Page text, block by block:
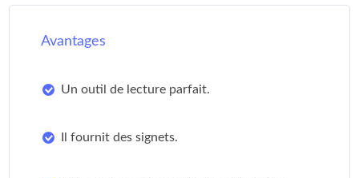
Avantages
Un outil de lecture parfait.
Il fournit des signets.